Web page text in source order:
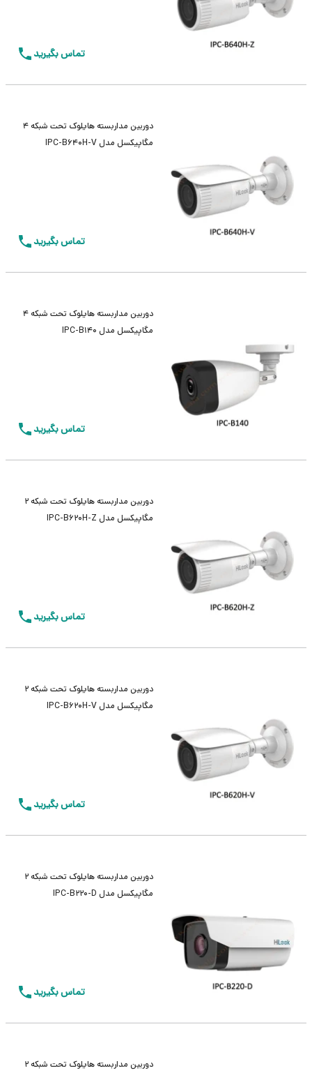
تماس بگیرید
دوربین مداربسته هایلوک تحت شبکه 4
مگاپیکسل مدل IPC-B640H-V
تماس بگیرید
دوربین مداربسته هایلوک تحت شبکه 4
مگاپیکسل مدل IPC-B140
تماس بگیرید
دوربین مداربسته هایلوک تحت شبکه 2
مگاپیکسل مدل IPC-B620H-Z
تماس بگیرید
دوربین مداربسته هایلوک تحت شبکه 2
مگاپیکسل مدل IPC-B620H-V
تماس بگیرید
دوربین مداربسته هایلوک تحت شبکه 2
مگاپیکسل مدل IPC-B220-D
تماس بگیرید
دوربین مداربسته هایلوک تحت شبکه 2